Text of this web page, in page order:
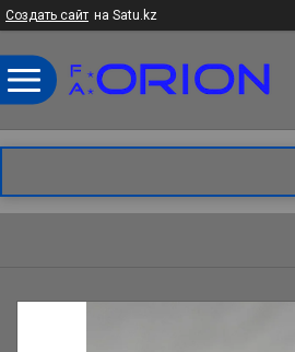
Создать сайт на Satu.kz